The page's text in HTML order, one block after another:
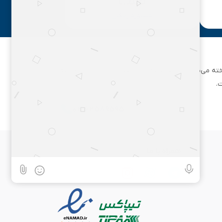
شناخته می‌شود. این مجموعه بزرگ، فعالیت خود را از یک مغازه